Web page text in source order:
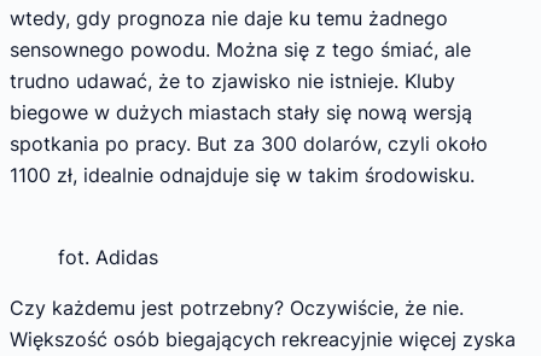
wtedy, gdy prognoza nie daje ku temu żadnego
sensownego powodu. Można się z tego śmiać, ale
trudno udawać, że to zjawisko nie istnieje. Kluby
biegowe w dużych miastach stały się nową wersją
spotkania po pracy. But za 300 dolarów, czyli około
1100 zł, idealnie odnajduje się w takim środowisku.
fot. Adidas
Czy każdemu jest potrzebny? Oczywiście, że nie.
Większość osób biegających rekreacyjnie więcej zyska